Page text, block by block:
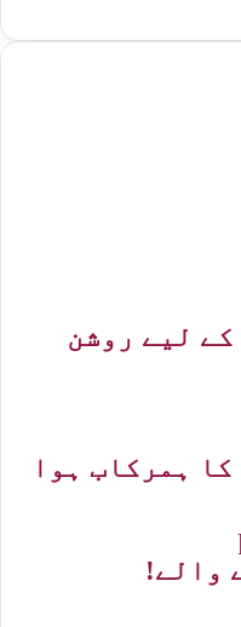
لیے روشن
ہمرکاب ہوا
والے!